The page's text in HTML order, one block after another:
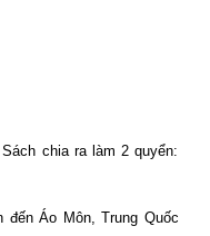
chia ra làm 2 quyển:
đến Áo Môn, Trung Quốc